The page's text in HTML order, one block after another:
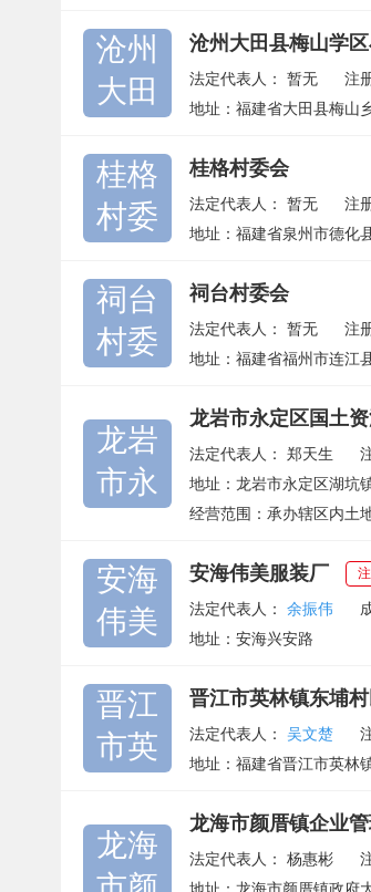
沧州
大田
沧州大田县梅山学
法定代表人：暂无 注
地址：福建省大田县梅山
桂格
村委
桂格村委会
法定代表人：暂无 注
地址：福建省泉州市德化
祠台
村委
祠台村委会
法定代表人：暂无 注
地址：福建省福州市连江
龙岩
市永
龙岩市永定区国土
法定代表人：郑天生
地址：龙岩市永定区湖坑
经营范围：承办辖区内土
安海
伟美
安海伟美服装厂
法定代表人：余振伟
地址：安海兴安路
晋江
市英
晋江市英林镇东埔
法定代表人：吴文楚
地址：福建省晋江市英林
龙海
龙海市颜厝镇企业
法定代表人：杨惠彬